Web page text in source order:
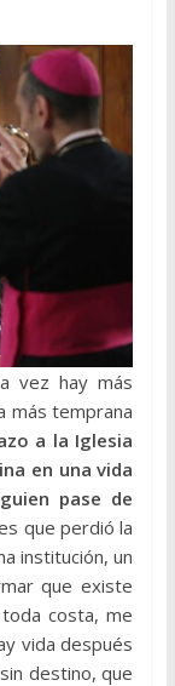
vez hay más
más temprana
a la Iglesia
en una vida
pase de
que perdió la
institución, un
que existe
costa, me
vida después
destino, que